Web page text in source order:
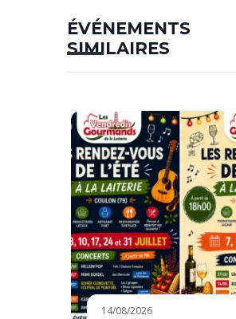
ÉVÉNEMENTS
SIMILAIRES
14/08/2026